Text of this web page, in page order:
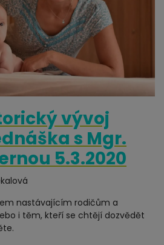
vývoj
s Mgr.
5.3.2020
nastávajícím rodičům a
i těm, kteří se chtějí dozvědět